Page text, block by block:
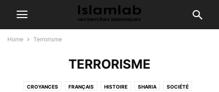
Home Terrorisme
TERRORISME
CROYANCES FRANÇAIS HISTOIRE SHARIA SOCIÉTÉ